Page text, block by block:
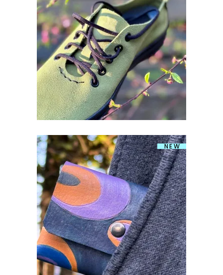
EHTSAST NAHAST KÄSITÖÖ
TENNISED
€175.00
NEW
RAHA/KAARDITASKU OVAALID
€25.00